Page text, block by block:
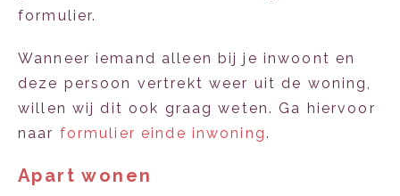
formulier.
Wanneer iemand alleen bij je inwoont en
deze persoon vertrekt weer uit de woning,
willen wij dit ook graag weten. Ga hiervoor
naar formulier einde inwoning.
Apart wonen